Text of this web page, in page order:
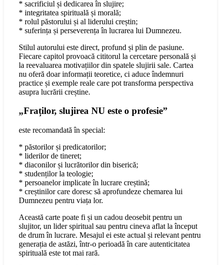
* sacrificiul și dedicarea în slujire;
* integritatea spirituală și morală;
* rolul păstorului și al liderului creștin;
* suferința și perseverența în lucrarea lui Dumnezeu.
Stilul autorului este direct, profund și plin de pasiune.
Fiecare capitol provoacă cititorul la cercetare personală și
la reevaluarea motivațiilor din spatele slujirii sale. Cartea
nu oferă doar informații teoretice, ci aduce îndemnuri
practice și exemple reale care pot transforma perspectiva
asupra lucrării creștine.
„Fraților, slujirea NU este o profesie”
este recomandată în special:
* păstorilor și predicatorilor;
* liderilor de tineret;
* diaconilor și lucrătorilor din biserică;
* studenților la teologie;
* persoanelor implicate în lucrare creștină;
* creștinilor care doresc să aprofundeze chemarea lui
Dumnezeu pentru viața lor.
Această carte poate fi și un cadou deosebit pentru un
slujitor, un lider spiritual sau pentru cineva aflat la început
de drum în lucrare. Mesajul ei este actual și relevant pentru
generația de astăzi, într-o perioadă în care autenticitatea
spirituală este tot mai rară.